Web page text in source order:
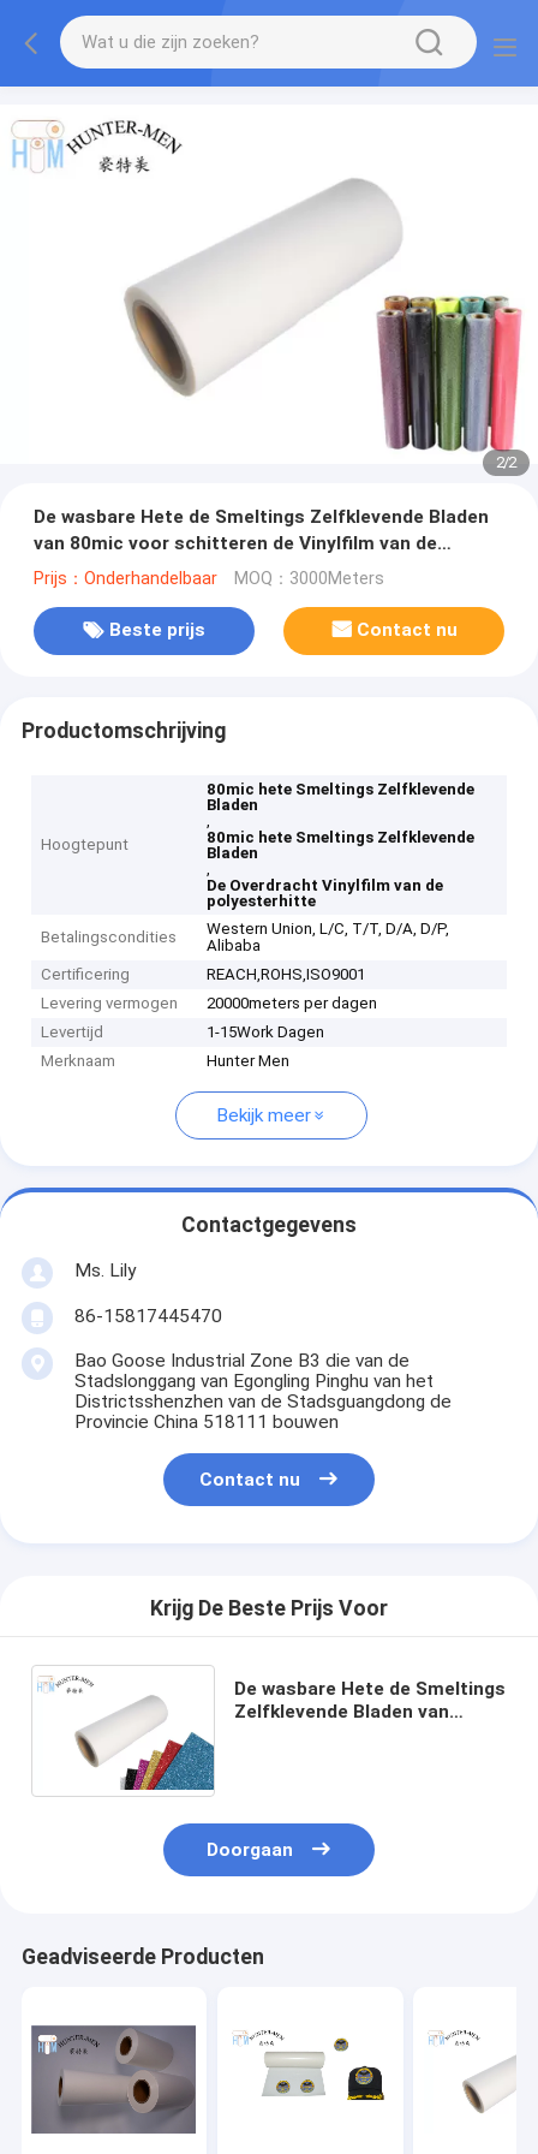
2/2
De wasbare Hete de Smeltings Zelfklevende Bladen
van 80mic voor schitteren de Vinylfilm van de
Hitteoverdracht
Prijs：Onderhandelbaar MOQ：3000Meters
Beste prijs Contact nu
Productomschrijving
Hoogtepunt
80mic hete Smeltings Zelfklevende
Bladen
,
80mic hete Smeltings Zelfklevende
Bladen
,
De Overdracht Vinylfilm van de
polyesterhitte
Betalingscondities
Western Union, L/C, T/T, D/A, D/P,
Alibaba
Certificering
REACH,ROHS,ISO9001
Levering vermogen
20000meters per dagen
Levertijd
1-15Work Dagen
Merknaam
Hunter Men
Bekijk meer
Contactgegevens
Ms. Lily
86-15817445470
Bao Goose Industrial Zone B3 die van de
Stadslonggang van Egongling Pinghu van het
Districtsshenzhen van de Stadsguangdong de
Provincie China 518111 bouwen
Contact nu
Krijg De Beste Prijs Voor
De wasbare Hete de Smeltings
Zelfklevende Bladen van
Doorgaan
Geadviseerde Producten